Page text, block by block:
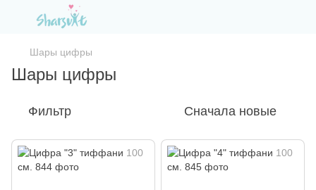
Шары цифры
Шары цифры
Фильтр Сначала новые